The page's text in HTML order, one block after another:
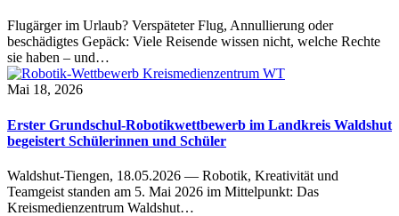
Flugärger im Urlaub? Verspäteter Flug, Annullierung oder
beschädigtes Gepäck: Viele Reisende wissen nicht, welche Rechte
sie haben – und…
Mai 18, 2026
Erster Grundschul-Robotikwettbewerb im Landkreis Waldshut
begeistert Schülerinnen und Schüler
Waldshut-Tiengen, 18.05.2026 — Robotik, Kreativität und
Teamgeist standen am 5. Mai 2026 im Mittelpunkt: Das
Kreismedienzentrum Waldshut…